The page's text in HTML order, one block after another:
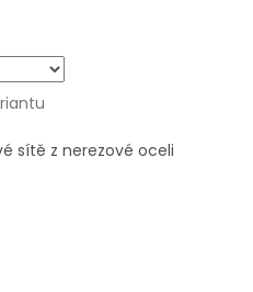
sítě z nerezové oceli